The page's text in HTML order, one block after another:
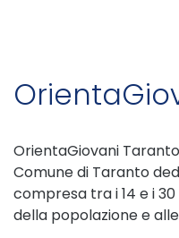
OrientaGiovani
Comune di Taranto
compresa tra i 14 e i
della popolazione e